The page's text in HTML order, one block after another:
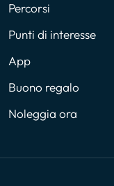
Percorsi
Punti di interesse
App
Buono regalo
Noleggia ora